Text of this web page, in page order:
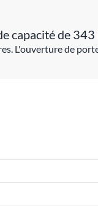
capacité de
L'ouverture de